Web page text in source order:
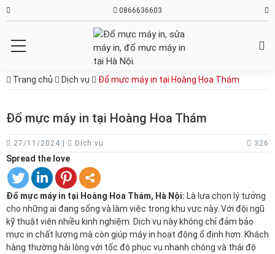
0866636603
Trang chủ Dịch vụ Đổ mực máy in tại Hoàng Hoa Thám
Đổ mực máy in tại Hoàng Hoa Thám
27/11/2024 | Dịch vụ 326
Spread the love
Đổ mực máy in tại Hoàng Hoa Thám, Hà Nội: Là lựa chọn lý tưởng
cho những ai đang sống và làm việc trong khu vực này. Với đội ngũ
kỹ thuật viên nhiều kinh nghiệm. Dịch vụ này không chỉ đảm bảo
mực in chất lượng mà còn giúp máy in hoạt động ổ định hơn. Khách
hàng thường hài lòng với tốc độ phục vụ nhanh chóng và thái độ